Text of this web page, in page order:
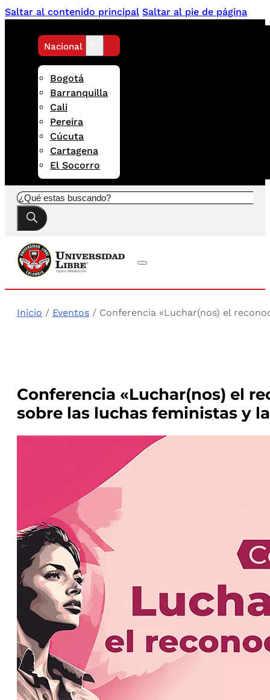
Saltar al contenido principal Saltar al pie de página
Nacional
Bogotá
Barranquilla
Cali
Pereira
Cúcuta
Cartagena
El Socorro
Buscar
Inicio / Eventos / Conferencia «Luchar(nos) el
Conferencia «Luchar(nos) el
sobre las luchas feministas y